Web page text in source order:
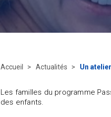
Accueil Actualités Un
Les familles du programme
des enfants.